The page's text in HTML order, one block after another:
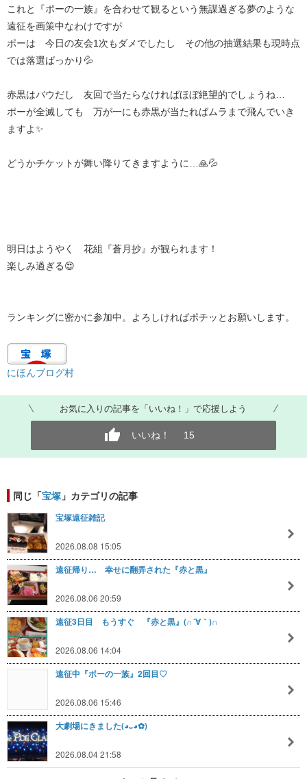
これと『ポーの一族』を合わせて観るという無謀過ぎる夢のような
遠征を画策中なわけですが
ポーは 今日の友会1次もダメでしたし その他の抽選結果も現時点
では落選ばっかり💦
赤黒はバウだし 友回で当たらなければほぼ絶望的でしょうね…
ポーが全滅しても 万が一にも赤黒が当たればムラまで飛んでいき
ますよ✨
どうかチケットが舞い降りてきますように…🙏💦
明日はようやく 花組『蒼月抄』が観られます！
楽しみ過ぎる😍
ランキングに密かに参加中。よろしければポチッとお願いします。
にほんブログ村
お気に入りの記事を「いいね！」で応援しよう
いいね！ 15
同じ「宝塚 」カテゴリの記事
宝塚遠征雑記
2026.08.08 15:05
遠征帰り… 幸せに翻弄された『赤と黒』
2026.08.06 20:59
遠征3日目 もうすぐ 『赤と黒』(∩´∀｀)∩
2026.08.06 14:04
遠征中『ポーの一族』2回目♡
2026.08.06 15:46
大劇場にきました(⁠◕⁠ᴗ⁠◕⁠✿⁠)
2026.08.04 21:58